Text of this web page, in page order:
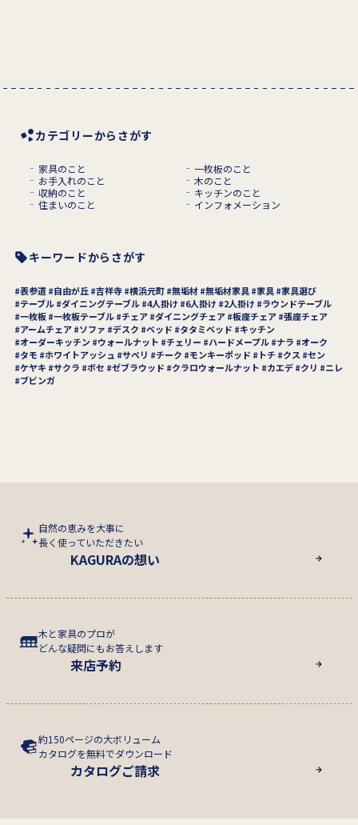
カテゴリーからさがす
家具のこと
一枚板のこと
お手入れのこと
木のこと
収納のこと
キッチンのこと
住まいのこと
インフォメーション
キーワードからさがす
表参道 自由が丘 吉祥寺 横浜元町 無垢材 無垢材家具 家具
家具選び
テーブル ダイニングテーブル 4人掛け 6人掛け 2人掛け
ラウンドテーブル
一枚板 一枚板テーブル チェア ダイニングチェア 板座チェア 張座チェア
アームチェア
ソファ デスク ベッド タタミベッド
キッチン
オーダーキッチン
ウォールナット チェリー ハードメープル ナラ
オーク
タモ
ホワイトアッシュ サペリ チーク モンキーポッド トチ クス
セン
ケヤキ
サクラ ボセ ゼブラウッド クラロウォールナット カエデ クリ
ニレ
ブビンガ
自然の恵みを大事に
長く使っていただきたい
KAGURAの想い
木と家具のプロが
どんな疑問にもお答えします
来店予約
約150ページの大ボリューム
カタログを無料でダウンロード
カタログご請求